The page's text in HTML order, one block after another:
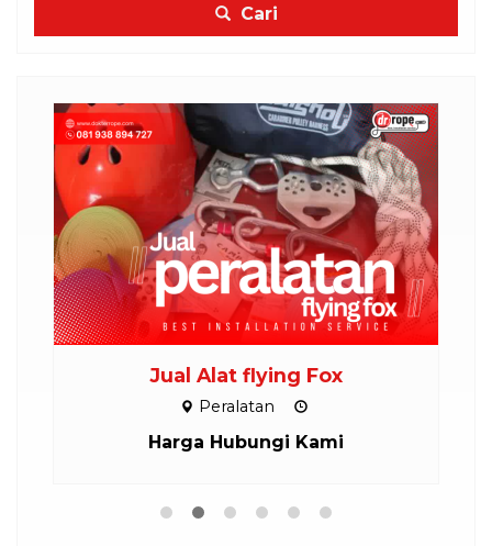
Cari
Jual Alat flying Fox
Peralatan
Harga Hubungi Kami